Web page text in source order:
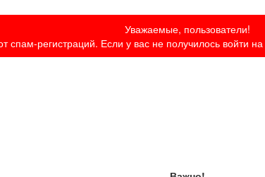
Уважаемые, пользователи!
спам-регистраций. Если у вас не получилось войти